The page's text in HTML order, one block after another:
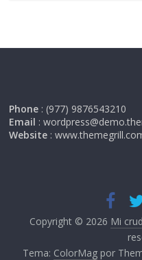
Phone : (977) 9876543210
Email :
Website :
Copyright © 2026 Mi
Tema: ColorMag por